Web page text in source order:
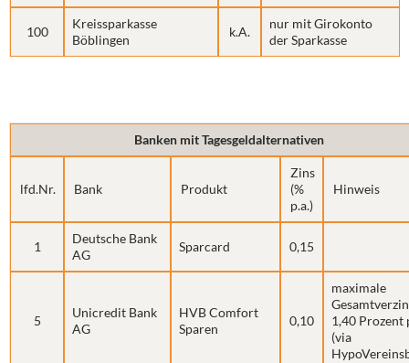
100
Kreissparkasse
Böblingen
k.A.
nur mit Girokonto
der Sparkasse
Banken mit Tagesgeldalternativen
lfd.Nr. Bank Produkt
Zins
(%
p.a.)
Hinweis
1
Deutsche Bank
AG
Sparcard 0,15
5
Unicredit Bank
AG
HVB Comfort
Sparen
0,10
maximale
1,40 Prozent
(via